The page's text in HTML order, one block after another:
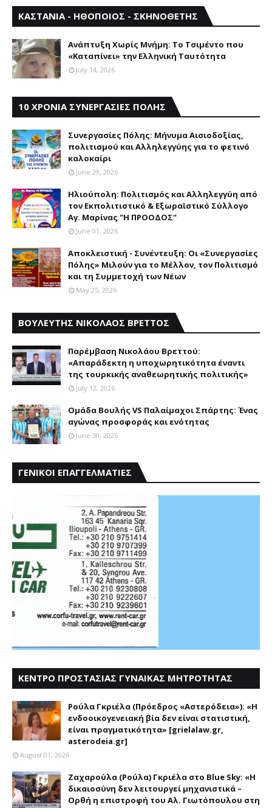
ΚΑΣΤΑΝΙΑ - ΗΘΟΠΟΙΟΣ - ΣΚΗΝΟΘΕΤΗΣ
Aνάπτυξη Xωρίς Mνήμη: Το Τσιμέντο που
«Καταπίνει» την Ελληνική Ταυτότητα
July 14, 2026
10 ΧΡΟΝΙΑ ΣΥΝΕΡΓΑΣΙΕΣ ΠΟΛΗΣ
Συνεργασίες Πόλης: Mήνυμα Aισιοδοξίας,
πολιτισμού και Aλληλεγγύης για το φετινό
καλοκαίρι
June 29, 2026
Ηλιούπολη: Πολιτισμός και Aλληλεγγύη από
τον Εκπολιτιστικό & Εξωραϊστικό Σύλλογο
Αγ. Μαρίνας "Η ΠΡΟΟΔΟΣ"
June 01, 2026
Αποκλειστική - Συνέντευξη: Οι «Συνεργασίες
Πόλης» Μιλούν για το Μέλλον, τον Πολιτισμό
και τη Συμμετοχή των Νέων
May 25, 2026
ΒΟΥΛΕΥΤΗΣ ΝΙΚΟΛΑΟΣ ΒΡΕΤΤΟΣ
Παρέμβαση Nικολάου Bρεττού:
«Aπαράδεκτη η υποχωρητικότητα έναντι
της τουρκικής αναθεωρητικής πολιτικής»
July 12, 2026
Ομάδα Βουλής VS Παλαίμαχοι Σπάρτης: Ένας
αγώνας προσφοράς και ενότητας
June 30, 2026
ΓΕΝΙΚΟΙ ΕΠΑΓΓΕΛΜΑΤΙΕΣ
ΚΕΝΤΡΟ ΠΡΟΣΤΑΣΙΑΣ ΓΥΝΑΙΚΑΣ ΜΗΤΡΟΤΗΤΑΣ
Ρούλα Γκριέλα (Πρόεδρος «Αστερόδεια»): «Η
ενδοοικογενειακή βία δεν είναι στατιστική,
είναι πραγματικότητα» [grielalaw.gr,
asterodeia.gr]
August 01, 2026
Ζαχαρούλα (Ρούλα) Γκριέλα στο Blue Sky: «Η
δικαιοσύνη δεν λειτουργεί μηχανιστικά –
Ορθή η επιστροφή του Αλ. Γιωτόπουλου στη